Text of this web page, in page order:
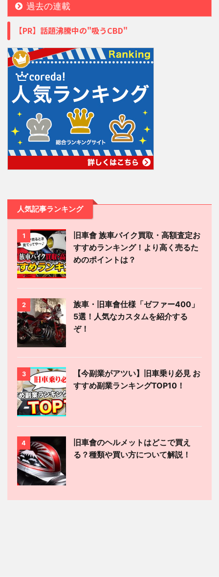
過去の連載
【PR】話題沸騰中の"吸うCBD"
人気記事ランキング
1
旧車會 族車バイク買取・高額査定お
すすめランキング！より高く売るた
めのポイントは？
2
族車・旧車會仕様「ゼファー400」
5選！人気なカスタムを紹介する
ぞ！
3
【今副業がアツい】旧車乗り必見 お
すすめ副業ランキングTOP10！
4
旧車會のヘルメットはどこで買え
る？種類や買い方について解説！